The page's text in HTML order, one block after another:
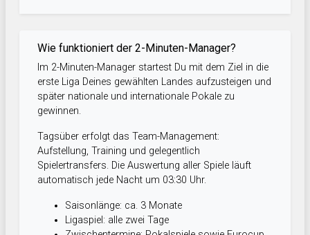
Wie funktioniert der 2-Minuten-Manager?
Im 2-Minuten-Manager startest Du mit dem Ziel in die
erste Liga Deines gewählten Landes aufzusteigen und
später nationale und internationale Pokale zu
gewinnen.
Tagsüber erfolgt das Team-Management:
Aufstellung, Training und gelegentlich
Spielertransfers. Die Auswertung aller Spiele läuft
automatisch jede Nacht um 03:30 Uhr.
Saisonlänge: ca. 3 Monate
Ligaspiel: alle zwei Tage